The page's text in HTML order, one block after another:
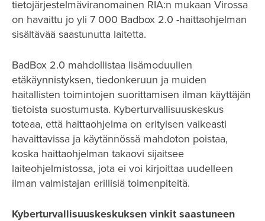
tietojärjestelmäviranomainen RIA:n mukaan Virossa
on havaittu jo yli 7 000 Badbox 2.0 -haittaohjelman
sisältävää saastunutta laitetta.
BadBox 2.0 mahdollistaa lisämoduulien
etäkäynnistyksen, tiedonkeruun ja muiden
haitallisten toimintojen suorittamisen ilman käyttäjän
tietoista suostumusta. Kyberturvallisuuskeskus
toteaa, että haittaohjelma on erityisen vaikeasti
havaittavissa ja käytännössä mahdoton poistaa,
koska haittaohjelman takaovi sijaitsee
laiteohjelmistossa, jota ei voi kirjoittaa uudelleen
ilman valmistajan erillisiä toimenpiteitä.
Kyberturvallisuuskeskuksen vinkit saastuneen